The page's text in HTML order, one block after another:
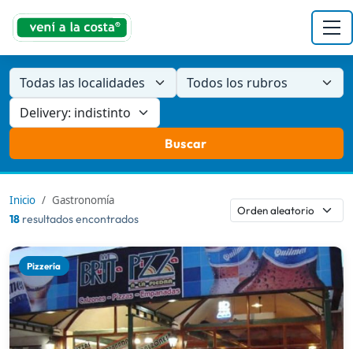
Todas las localidades Todos los rubros
Buscar
Inicio
Gastronomía
18 resultados encontrados
Pizzería